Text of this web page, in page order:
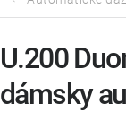
Polstre a
U.200
dámsky